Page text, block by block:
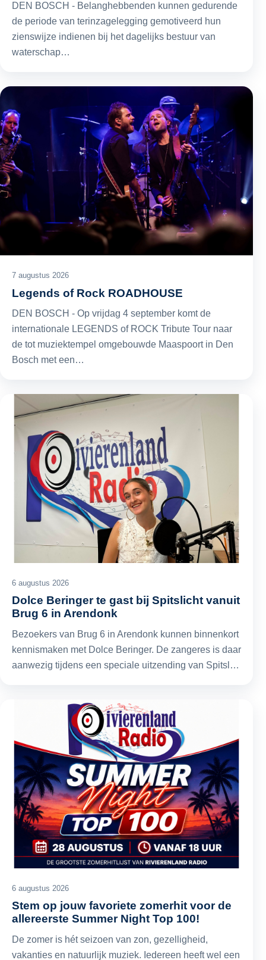
DEN BOSCH - Belanghebbenden kunnen gedurende
de periode van terinzagelegging gemotiveerd hun
zienswijze indienen bij het dagelijks bestuur van
waterschap…
7 augustus 2026
Legends of Rock ROADHOUSE
DEN BOSCH - Op vrijdag 4 september komt de
internationale LEGENDS of ROCK Tribute Tour naar
de tot muziektempel omgebouwde Maaspoort in Den
Bosch met een…
6 augustus 2026
Dolce Beringer te gast bij Spitslicht vanuit
Brug 6 in Arendonk
Bezoekers van Brug 6 in Arendonk kunnen binnenkort
kennismaken met Dolce Beringer. De zangeres is daar
aanwezig tijdens een speciale uitzending van Spitsl…
6 augustus 2026
Stem op jouw favoriete zomerhit voor de
allereerste Summer Night Top 100!
De zomer is hét seizoen van zon, gezelligheid,
vakanties en natuurlijk muziek. Iedereen heeft wel een